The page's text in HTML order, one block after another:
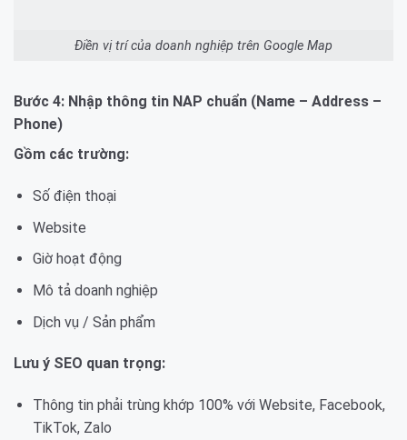
Điền vị trí của doanh nghiệp trên Google Map
Bước 4: Nhập thông tin NAP chuẩn (Name – Address –
Phone)
Gồm các trường:
Số điện thoại
Website
Giờ hoạt động
Mô tả doanh nghiệp
Dịch vụ / Sản phẩm
Lưu ý SEO quan trọng:
Thông tin phải trùng khớp 100% với Website, Facebook,
TikTok, Zalo